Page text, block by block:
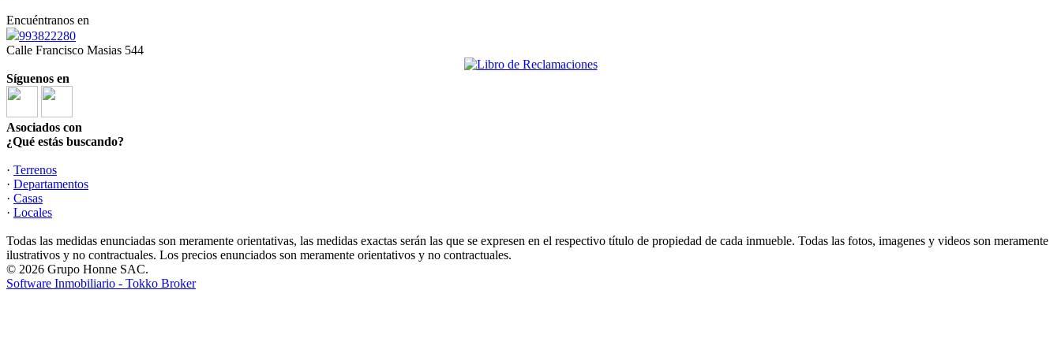
Encuéntranos en
993822280
Calle Francisco Masias 544
Síguenos en
Asociados con
¿Qué estás buscando?
· Terrenos
· Departamentos
· Casas
· Locales
Todas las medidas enunciadas son meramente orientativas, las medidas exactas serán las que se expresen en el respectivo título de propiedad de cada inmueble. Todas las fotos, imagenes y videos son meramente
ilustrativos y no contractuales. Los precios enunciados son meramente orientativos y no contractuales.
© 2026 Grupo Honne SAC.
Software Inmobiliario - Tokko Broker